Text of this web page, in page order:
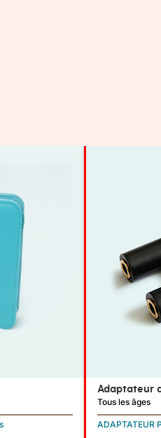
Adaptateur
Tous les âges
ADAPTATEUR